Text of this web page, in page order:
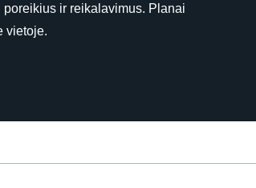
ir reikalavimus. Planai
vietoje.